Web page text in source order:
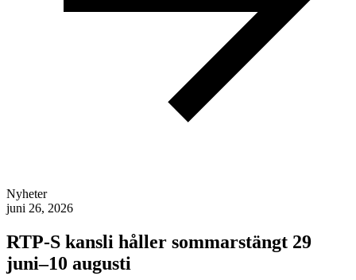
Nyheter
juni 26, 2026
RTP-S kansli håller sommarstängt 29
juni–10 augusti